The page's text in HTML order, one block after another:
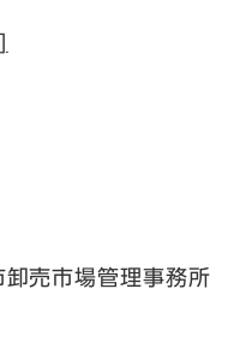
市場管理事務所